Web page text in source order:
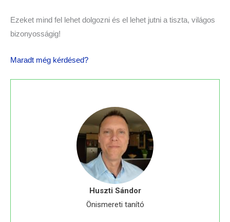
Ezeket mind fel lehet dolgozni és el lehet jutni a tiszta, világos
bizonyosságig!
Maradt még kérdésed?
Huszti Sándor
Önismereti tanító